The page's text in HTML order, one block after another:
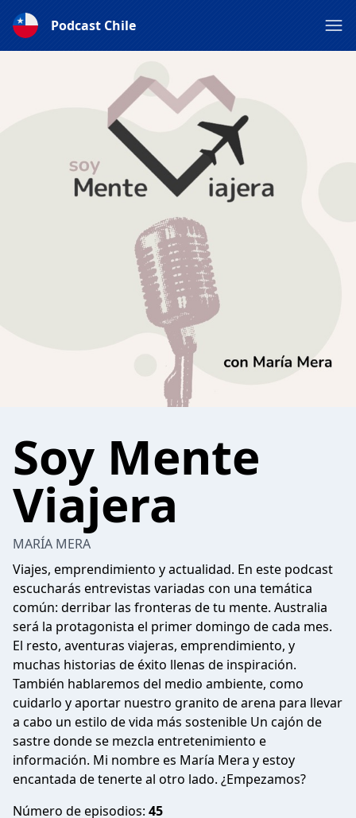
Podcast Chile
Soy Mente
Viajera
MARÍA MERA
Viajes, emprendimiento y actualidad. En este podcast
escucharás entrevistas variadas con una temática
común: derribar las fronteras de tu mente. Australia
será la protagonista el primer domingo de cada mes.
El resto, aventuras viajeras, emprendimiento, y
muchas historias de éxito llenas de inspiración.
También hablaremos del medio ambiente, como
cuidarlo y aportar nuestro granito de arena para llevar
a cabo un estilo de vida más sostenible Un cajón de
sastre donde se mezcla entretenimiento e
información. Mi nombre es María Mera y estoy
encantada de tenerte al otro lado. ¿Empezamos?
Número de episodios: 45